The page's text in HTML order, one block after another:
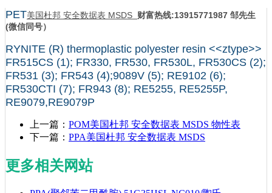
PET美国杜邦 安全数据表 MSDS 财富热线:13915771987 邹先生
(微信同号）
RYNITE (R) thermoplastic polyester resin <<ztype>>
FR515CS (1); FR330, FR530, FR530L, FR530CS (2);
FR531 (3); FR543 (4);9089V (5); RE9102 (6);
FR530CTI (7); FR943 (8); RE5255, RE5255P,
RE9079,RE9079P
上一篇： POM美国杜邦 安全数据表 MSDS 物性表
下一篇： PPA美国杜邦 安全数据表 MSDS
更多相关网站